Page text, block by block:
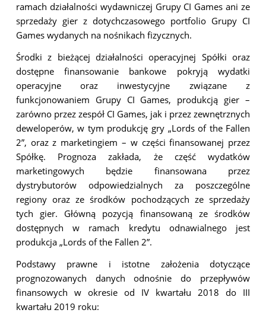
ramach działalności wydawniczej Grupy CI Games ani ze
sprzedaży gier z dotychczasowego portfolio Grupy CI
Games wydanych na nośnikach fizycznych.
Środki z bieżącej działalności operacyjnej Spółki oraz
dostępne finansowanie bankowe pokryją wydatki
operacyjne oraz inwestycyjne związane z
funkcjonowaniem Grupy CI Games, produkcją gier –
zarówno przez zespół CI Games, jak i przez zewnętrznych
deweloperów, w tym produkcję gry „Lords of the Fallen
2”, oraz z marketingiem – w części finansowanej przez
Spółkę. Prognoza zakłada, że część wydatków
marketingowych będzie finansowana przez
dystrybutorów odpowiedzialnych za poszczególne
regiony oraz ze środków pochodzących ze sprzedaży
tych gier. Główną pozycją finansowaną ze środków
dostępnych w ramach kredytu odnawialnego jest
produkcja „Lords of the Fallen 2”.
Podstawy prawne i istotne założenia dotyczące
prognozowanych danych odnośnie do przepływów
finansowych w okresie od IV kwartału 2018 do III
kwartału 2019 roku: